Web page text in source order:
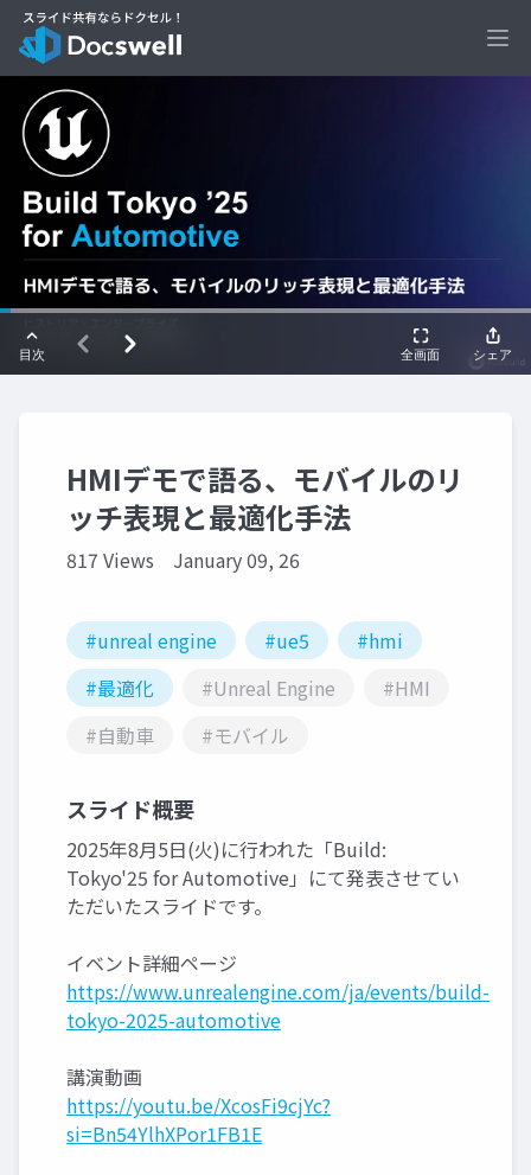
HMIデモで語る、モバイルのリ
ッチ表現と最適化手法
817 Views January 09, 26
#unreal engine #ue5
#hmi
#最適化
#Unreal Engine
#HMI
#自動車
#モバイル
スライド概要
2025年8月5日(火)に行われた「Build:
Tokyo'25 for Automotive」にて発表させてい
ただいたスライドです。
イベント詳細ページ
https://www.unrealengine.com/ja/events/build-
tokyo-2025-automotive
講演動画
https://youtu.be/XcosFi9cjYc?
si=Bn54YlhXPor1FB1E